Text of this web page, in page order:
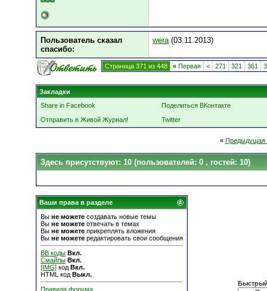
Пользователь сказал
cпасибо:
wera(03.11.2013)
Страница 371 из 448 « Первая < 271 321 361
Закладки
Share in Facebook
Поделиться ВКонтакте
Отправить в Живой Журнал!
Twitter
« Предыдущая
Здесь присутствуют: 10 (пользователей: 0 , гостей: 10)
Ваши права в разделе
Вы не можете создавать новые темы
Вы не можете отвечать в темах
Вы не можете прикреплять вложения
Вы не можете редактировать свои сообщения
BB коды Вкл.
Смайлы Вкл.
[IMG] код Вкл.
HTML код Выкл.
Правила форума